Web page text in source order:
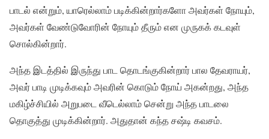
பாடல் என்றும், யாரெல்லாம் படிக்கின்றார்களோ அவர்கள் நோயும்,
அவர்கள் வேண்டுவோரின் நோயும் தீரும் என முருகக் கடவுள்
சொல்கின்றார்.
அந்த இடத்தில் இருந்து பாட தொடங்குகின்றார் பால தேவராயர்,
அவர் பாடி முடிக்கவும் அவரின் கொடும் நோய் அகன்றது, அந்த
மகிழ்ச்சியில் அறுபடை வீடெல்லாம் சென்று அந்த பாடலை
தொகுத்து முடிக்கின்றார். அதுதான் கந்த சஷ்டி கவசம்.